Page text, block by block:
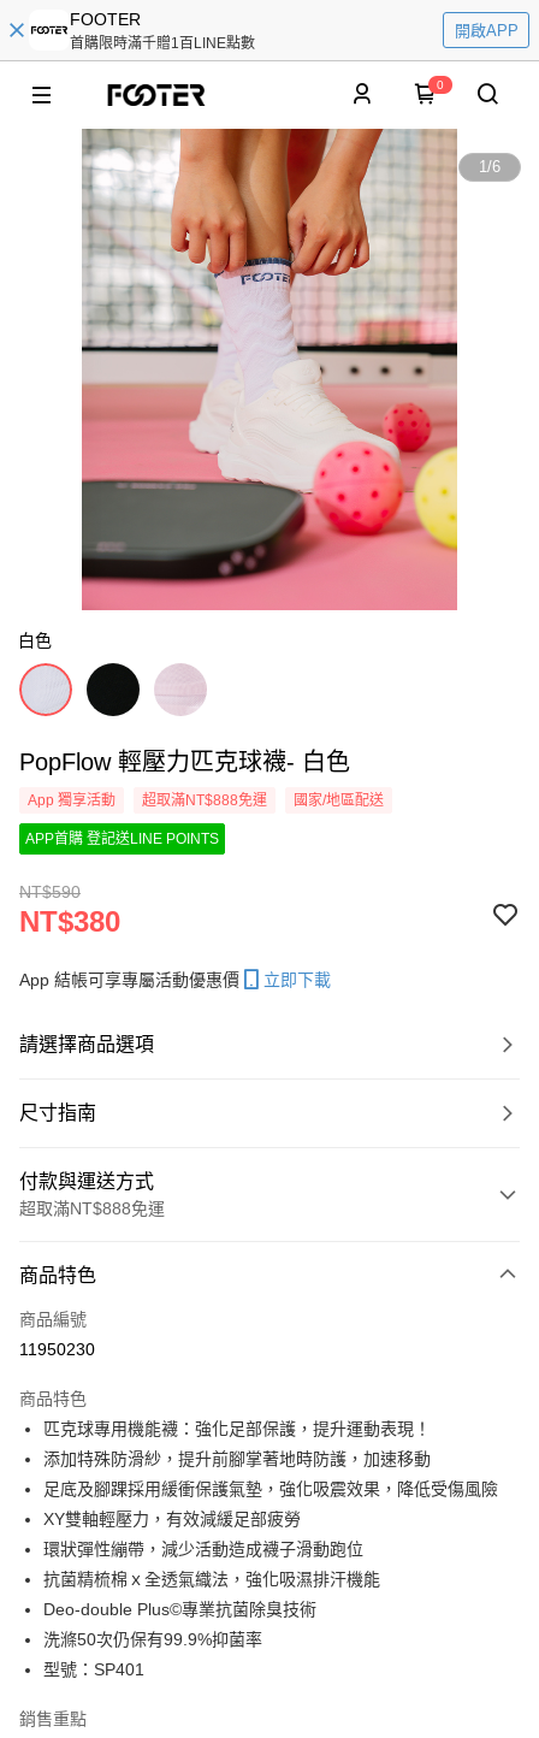
FOOTER
首購限時滿千贈1百LINE點數
開啟APP
0
1/6
白色
PopFlow 輕壓力匹克球襪- 白色
App 獨享活動 超取滿NT$888免運 國家/地區配送
APP首購 登記送LINE POINTS
NT$590
NT$380
App 結帳可享專屬活動優惠價 立即下載
請選擇商品選項
尺寸指南
付款與運送方式
超取滿NT$888免運
信用卡一次付款
超商取貨付款
Apple Pay
ATM付款
運送方式
每筆NT$100，滿NT$888(含以上)免運費
付款後全家取貨
每筆NT$100，滿NT$888(含以上)免運費
7-11取貨付款
商品特色
商品編號
11950230
商品特色
匹克球專用機能襪：強化足部保護，提升運動表現！
添加特殊防滑紗，提升前腳掌著地時防護，加速移動
足底及腳踝採用緩衝保護氣墊，強化吸震效果，降低受傷風險
XY雙軸輕壓力，有效減緩足部疲勞
環狀彈性繃帶，減少活動造成襪子滑動跑位
抗菌精梳棉ｘ全透氣織法，強化吸濕排汗機能
Deo-double Plus©專業抗菌除臭技術
洗滌50次仍保有99.9%抑菌率
型號：SP401
銷售重點